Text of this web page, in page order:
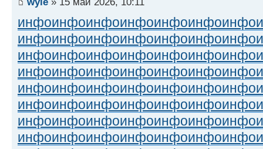
инфоинфоинфоинфоинфоинфоинфо
инфоинфоинфоинфоинфоинфоинфо
инфоинфоинфоинфоинфоинфоинфо
инфоинфоинфоинфоинфоинфоинфо
инфоинфоинфоинфоинфоинфоинфо
инфоинфоинфоинфоинфоинфоинфо
инфоинфоинфоинфоинфоинфоинфо
инфоинфоинфоинфоинфоинфоинфо